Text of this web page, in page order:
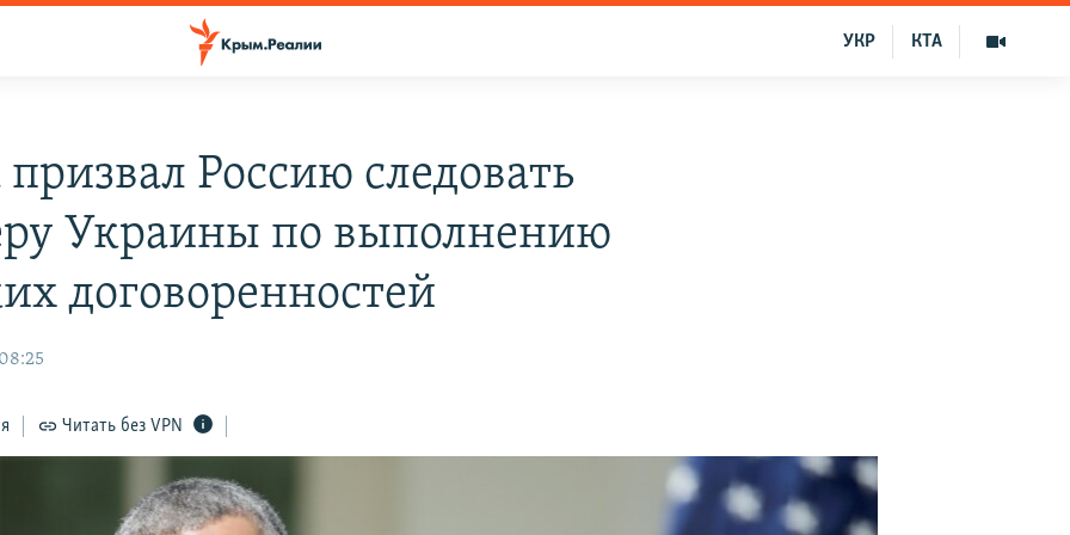
КТА
УКР
Россию следовать
Украины по выполнению
договоренностей
Читать без VPN